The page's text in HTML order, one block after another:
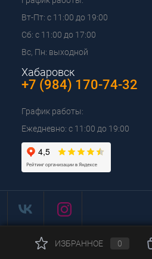
Вт-Пт: с 11:00 до 19:00
Сб: с 11:00 до 17:00
Вс, Пн: выходной
Хабаровск
+7 (984) 170-74-32
График работы:
Ежедневно: с 11:00 до 19:00
ИЗБРАННОЕ 0